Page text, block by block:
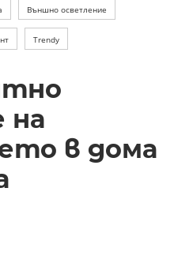
Външно осветление
Trendy
на
в дома